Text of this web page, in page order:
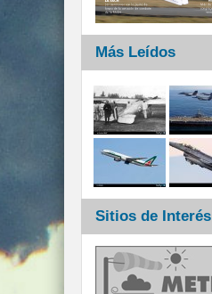
Más Leídos
Sitios de Interés